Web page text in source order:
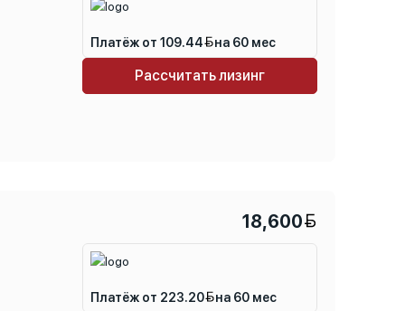
Платёж от 109.44 на 60 мес
Рассчитать лизинг
18,600
Платёж от 223.20 на 60 мес